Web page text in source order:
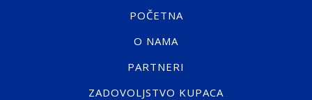
POČETNA
O NAMA
PARTNERI
ZADOVOLJSTVO KUPACA